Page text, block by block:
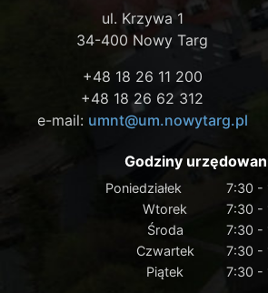
ul. Krzywa 1
34-400 Nowy Targ
+48 18 26 11 200
+48 18 26 62 312
e-mail: umnt@um.nowytarg.pl
Godziny
Poniedziałek
7:30 -
Wtorek
7:30 -
Środa
7:30 -
Czwartek
7:30 -
Piątek
7:30 -